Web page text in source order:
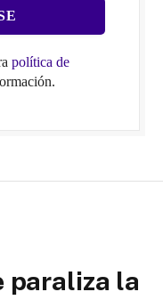
política de
paraliza la